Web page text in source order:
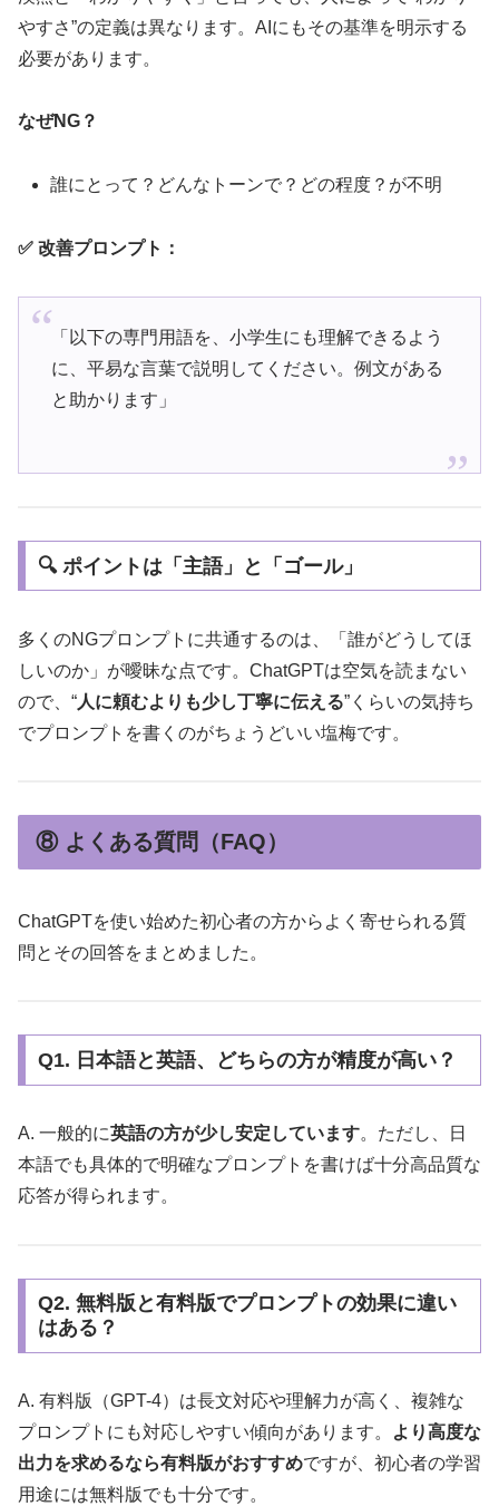
やすさ”の定義は異なります。AIにもその基準を明示する
必要があります。
なぜNG？
誰にとって？どんなトーンで？どの程度？が不明
✅ 改善プロンプト：
「以下の専門用語を、小学生にも理解できるよう
に、平易な言葉で説明してください。例文がある
と助かります」
🔍 ポイントは「主語」と「ゴール」
多くのNGプロンプトに共通するのは、「誰がどうしてほ
しいのか」が曖昧な点です。ChatGPTは空気を読まない
ので、“人に頼むよりも少し丁寧に伝える”くらいの気持ち
でプロンプトを書くのがちょうどいい塩梅です。
⑧ よくある質問（FAQ）
ChatGPTを使い始めた初心者の方からよく寄せられる質
問とその回答をまとめました。
Q1. 日本語と英語、どちらの方が精度が高い？
A. 一般的に英語の方が少し安定しています。ただし、日
本語でも具体的で明確なプロンプトを書けば十分高品質な
応答が得られます。
Q2. 無料版と有料版でプロンプトの効果に違い
はある？
A. 有料版（GPT-4）は長文対応や理解力が高く、複雑な
プロンプトにも対応しやすい傾向があります。
より高度な
出力を求めるなら有料版がおすすめですが、初心者の学習
用途には無料版でも十分です。